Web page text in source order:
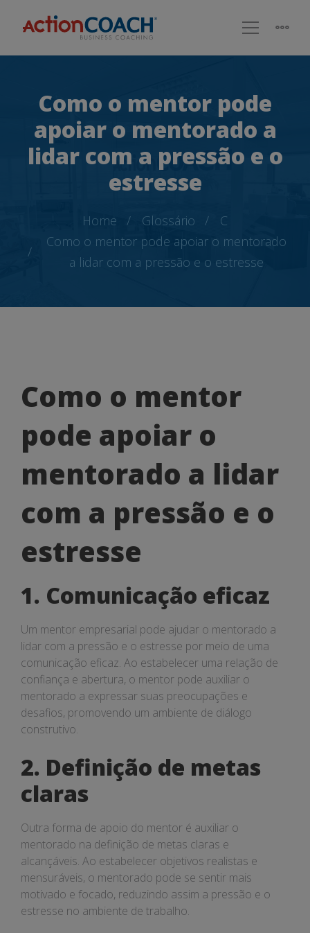
Como o mentor pode
apoiar o mentorado a
lidar com a pressão e o
estresse
Home Glossário
C
Como o mentor pode apoiar o mentorado
a lidar com a pressão e o estresse
Como
o
mentor
pode
apoiar
o
mentorado
lidar
com
a
pressão
e
o
estresse
Como o mentor
pode apoiar o
mentorado a lidar
com a pressão e o
estresse
1. Comunicação eficaz
Um mentor empresarial pode ajudar o mentorado a
lidar com a pressão e o estresse por meio de uma
comunicação eficaz. Ao estabelecer uma relação de
confiança e abertura, o mentor pode auxiliar o
mentorado a expressar suas preocupações e
desafios, promovendo um ambiente de diálogo
construtivo.
2. Definição de metas
claras
Outra forma de apoio do mentor é auxiliar o
mentorado na definição de metas claras e
alcançáveis. Ao estabelecer objetivos realistas e
mensuráveis, o mentorado pode se sentir mais
motivado e focado, reduzindo assim a pressão e o
estresse no ambiente de trabalho.